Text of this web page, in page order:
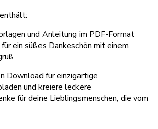
und Anleitung im PDF-Format
ein süßes Dankeschön mit einem
Download für einzigartige
und kreiere leckere
für deine Lieblingsmenschen, die vom